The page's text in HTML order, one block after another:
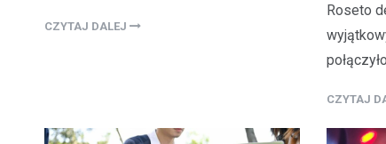
CZYTAJ DALEJ
Roseto
połączyło
CZYTAJ